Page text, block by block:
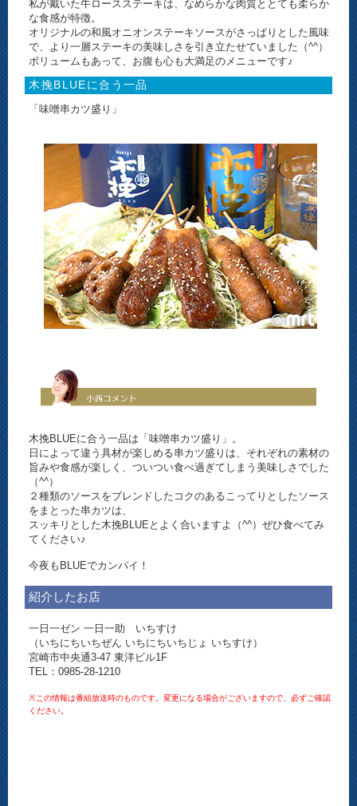
私が戴いた牛ロースステーキは、なめらかな肉質ととても柔らか
な食感が特徴。
オリジナルの和風オニオンステーキソースがさっぱりとした風味
で、より一層ステーキの美味しさを引き立たせていました（^^）
ボリュームもあって、お腹も心も大満足のメニューです♪
木挽BLUEに合う一品
「味噌串カツ盛り」
木挽BLUEに合う一品は「味噌串カツ盛り」。
日によって違う具材が楽しめる串カツ盛りは、それぞれの素材の
旨みや食感が楽しく、ついつい食べ過ぎてしまう美味しさでした
（^^）
２種類のソースをブレンドしたコクのあるこってりとしたソース
をまとった串カツは、
スッキリとした木挽BLUEとよく合いますよ（^^）ぜひ食べてみ
てください♪
今夜もBLUEでカンパイ！
紹介したお店
一日一ゼン 一日一助 いちすけ
（いちにちいちぜん いちにちいちじょ いちすけ）
宮崎市中央通3-47 東洋ビル1F
TEL：0985-28-1210
※この情報は番組放送時のものです。変更になる場合がございますので、必ずご確認
ください。